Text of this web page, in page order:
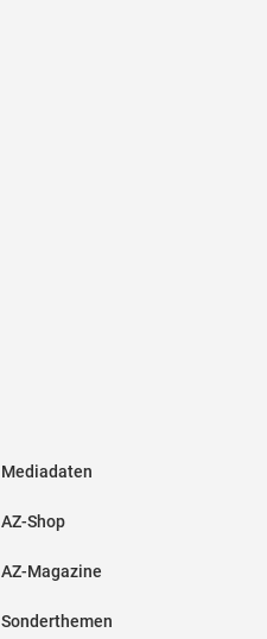
Mediadaten
AZ-Shop
AZ-Magazine
Sonderthemen